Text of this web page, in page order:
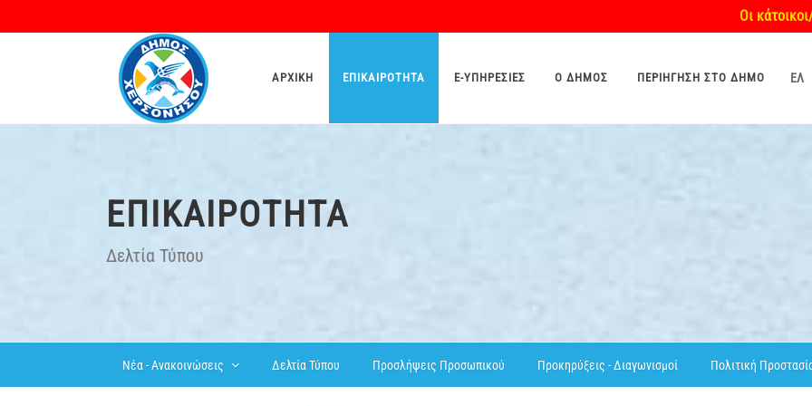
Οι κάτοικοι/
ΑΡΧΙΚΉ ΕΠΙΚΑΙΡΌΤΗΤΑ E-ΥΠΗΡΕΣΊΕΣ O ΔΉΜΟΣ ΠΕΡΙΉΓΗΣΗ ΣΤΟ ΔΉΜΟ ΕΛ
ΕΠΙΚΑΙΡΌΤΗΤΑ
Δελτία Τύπου
Νέα - Ανακοινώσεις Δελτία Τύπου Προσλήψεις Προσωπικού Προκηρύξεις - Διαγωνισμοί Πολιτική